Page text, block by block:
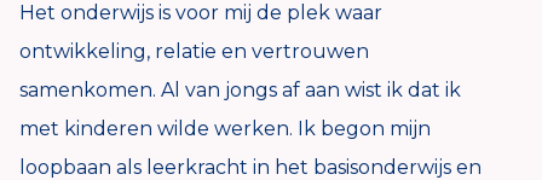
Het onderwijs is voor mij de plek waar
ontwikkeling, relatie en vertrouwen
samenkomen. Al van jongs af aan wist ik dat ik
met kinderen wilde werken. Ik begon mijn
loopbaan als leerkracht in het basisonderwijs en